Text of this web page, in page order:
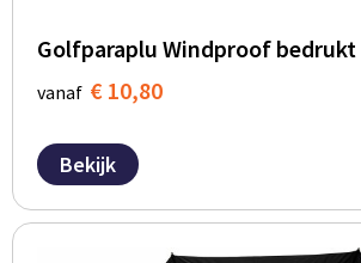
Golfparaplu Windproof bedrukt
vanaf € 10,80
Bekijk